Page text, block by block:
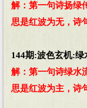
解：第一句诗扬绿
思是红波为无，诗
144期:波色玄机:
解：第一句诗绿水
思是红波为主，诗